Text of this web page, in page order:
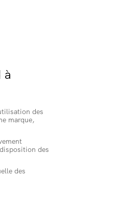
à
des
marque,
des
des